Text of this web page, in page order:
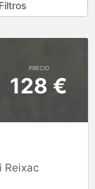
Filtros
PRECIO
128 €
Reixac